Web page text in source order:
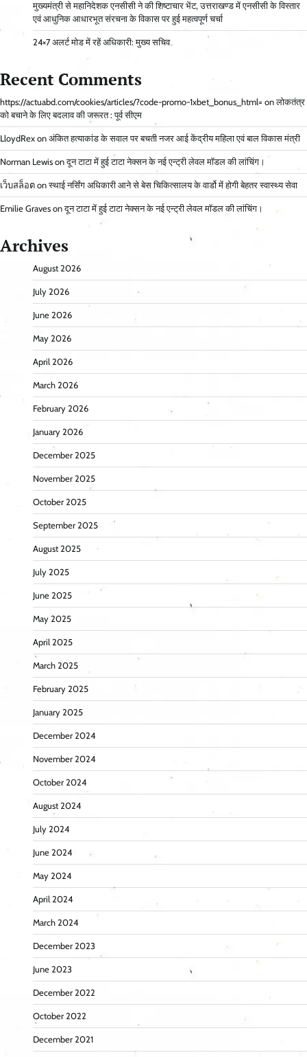
मुख्यमंत्री से महानिदेशक एनसीसी ने की शिष्टाचार भेंट, उत्तराखण्ड में एनसीसी के विस्तार
एवं आधुनिक आधारभूत संरचना के विकास पर हुई महत्वपूर्ण चर्चा
24×7 अलर्ट मोड में रहें अधिकारी: मुख्य सचिव
Recent Comments
https://actuabd.com/cookies/articles/?code-promo-1xbet_bonus_html= onलोकतंत्र
को बचाने के लिए बदलाव की जरूरत : पूर्व सीएम
LloydRex on अंकित हत्याकांड के सवाल पर बचती नजर आई केंद्रीय महिला एवं बाल विकास मंत्री
Norman Lewis onदून टाटा में हुई टाटा नेक्सन के नई एन्ट्री लेवल मॉडल की लांचिंग।
เว็บสล็อต onस्थाई नर्सिंग अधिकारी आने से बेस चिकित्सालय के वार्डो में होगी बेहतर स्वास्थ्य सेवा
Emilie Graves onदून टाटा में हुई टाटा नेक्सन के नई एन्ट्री लेवल मॉडल की लांचिंग।
Archives
August 2026
July 2026
June 2026
May 2026
April 2026
March 2026
February 2026
January 2026
December 2025
November 2025
October 2025
September 2025
August 2025
July 2025
June 2025
May 2025
April 2025
March 2025
February 2025
January 2025
December 2024
November 2024
October 2024
August 2024
July 2024
June 2024
May 2024
April 2024
March 2024
December 2023
June 2023
December 2022
October 2022
December 2021